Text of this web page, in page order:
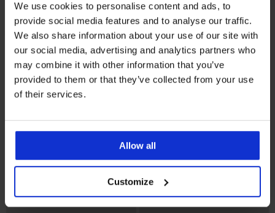
We use cookies to personalise content and ads, to
provide social media features and to analyse our traffic.
We also share information about your use of our site with
our social media, advertising and analytics partners who
may combine it with other information that you’ve
provided to them or that they’ve collected from your use
of their services.
Allow all
Customize
Bestseller
4,8
Сутиен DIVA by IVA
неподплатен
40,99 €
Отстъпка -50%
4,5
Сутиен Soft Lace II подплатен
без банели
18,50 € (36,18 лв.)